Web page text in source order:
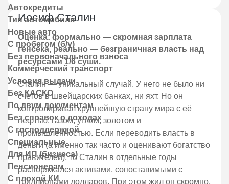
Автокредиты
Тип автомобиля
Новые авто
С пробегом (б/у)
Без первоначального взноса
Коммерческий транспорт
Условия выдачи
Без КАСКО
По двум документам
Без справок о доходах
С господдержкой
Специальные
Для ИП (бизнеса)
Пенсионерам
С плохой КИ
Иосиф Сталин
Оценка: формально — скромная зарплата
генсека, реально — безграничная власть над
ресурсами 1/6 суши.
Сталин — уникальный случай. У него не было ни
счетов в швейцарских банках, ни яхт. Но он
контролировал крупнейшую страну мира с её
нефтью, газом, углём, золотом и
промышленностью. Если переводить власть в
деньги (а именно так часто и оценивают богатство
правителей), то Сталин в отдельные годы
распоряжался активами, сопоставимыми с
триллионами долларов. При этом жил он скромно,